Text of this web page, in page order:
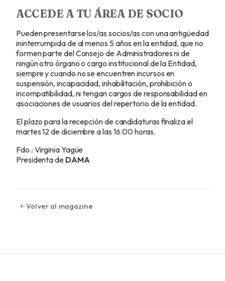
ACCEDE A TU ÁREA DE SOCIO
Pueden presentarse los/as socios/as con una antigüedad
ininterrumpida de al menos 5 años en la entidad, que no
formen parte del Consejo de Administradores ni de
ningún otro órgano o cargo institucional de la Entidad,
siempre y cuando no se encuentren incursos en
suspensión, incapacidad, inhabilitación, prohibición o
incompatibilidad, ni tengan cargos de responsabilidad en
asociaciones de usuarios del repertorio de la entidad.
El plazo para la recepción de candidaturas finaliza el
martes 12 de diciembre a las 16.00 horas.
Fdo.: Virginia Yagüe
Presidenta de DAMA
Volver al magazine